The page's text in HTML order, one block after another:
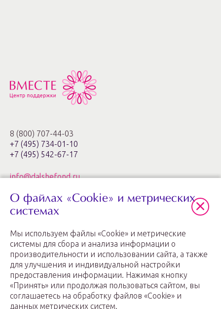
8 (800) 707-44-03
+7 (495) 734-01-10
+7 (495) 542-67-17
info@dalshefond.ru
119285, г. Москва,
ул. Минская, 1г, корп. 3, офис ХХIa,
График работы: пн.-пт. с 11:00 до 20:00
О файлах «Cookie» и метрических
системах
Мы используем файлы «Cookie» и метрические
системы для сбора и анализа информации о
производительности и использовании сайта, а также
для улучшения и индивидуальной настройки
предоставления информации. Нажимая кнопку
«Принять» или продолжая пользоваться сайтом, вы
соглашаетесь на обработку файлов «Cookie» и
данных метрических систем.